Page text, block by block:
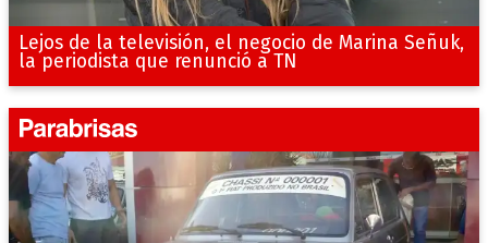
Lejos de la televisión, el negocio de Marina Señuk,
la periodista que renunció a TN